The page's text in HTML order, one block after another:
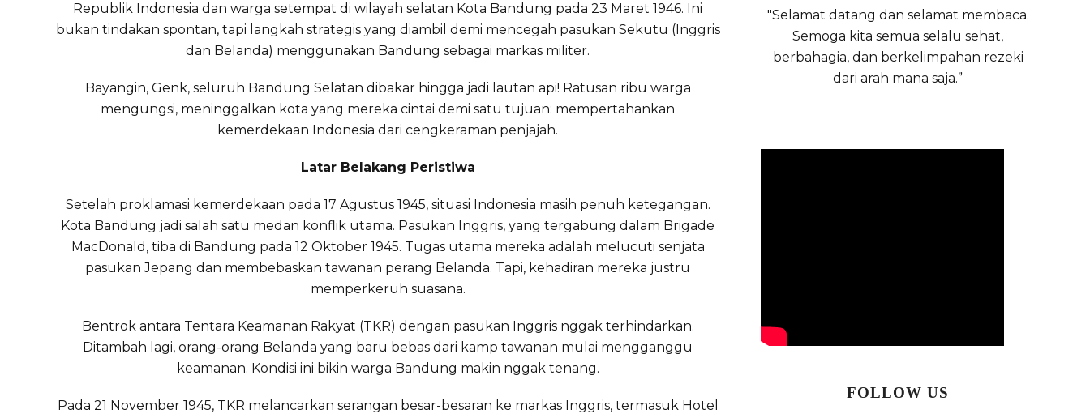
Republik Indonesia dan warga setempat di wilayah selatan Kota Bandung pada 23 Maret 1946. Ini
bukan tindakan spontan, tapi langkah strategis yang diambil demi mencegah pasukan Sekutu (Inggris
dan Belanda) menggunakan Bandung sebagai markas militer.
Bayangin, Genk, seluruh Bandung Selatan dibakar hingga jadi lautan api! Ratusan ribu warga
mengungsi, meninggalkan kota yang mereka cintai demi satu tujuan: mempertahankan
kemerdekaan Indonesia dari cengkeraman penjajah.
Latar Belakang Peristiwa
Setelah proklamasi kemerdekaan pada 17 Agustus 1945, situasi Indonesia masih penuh ketegangan.
Kota Bandung jadi salah satu medan konflik utama. Pasukan Inggris, yang tergabung dalam Brigade
MacDonald, tiba di Bandung pada 12 Oktober 1945. Tugas utama mereka adalah melucuti senjata
pasukan Jepang dan membebaskan tawanan perang Belanda. Tapi, kehadiran mereka justru
memperkeruh suasana.
Bentrok antara Tentara Keamanan Rakyat (TKR) dengan pasukan Inggris nggak terhindarkan.
Ditambah lagi, orang-orang Belanda yang baru bebas dari kamp tawanan mulai mengganggu
keamanan. Kondisi ini bikin warga Bandung makin nggak tenang.
Pada 21 November 1945, TKR melancarkan serangan besar-besaran ke markas Inggris, termasuk Hotel
"Selamat datang dan selamat membaca.
Semoga kita semua selalu sehat,
berbahagia, dan berkelimpahan rezeki
dari arah mana saja.”
FOLLOW US